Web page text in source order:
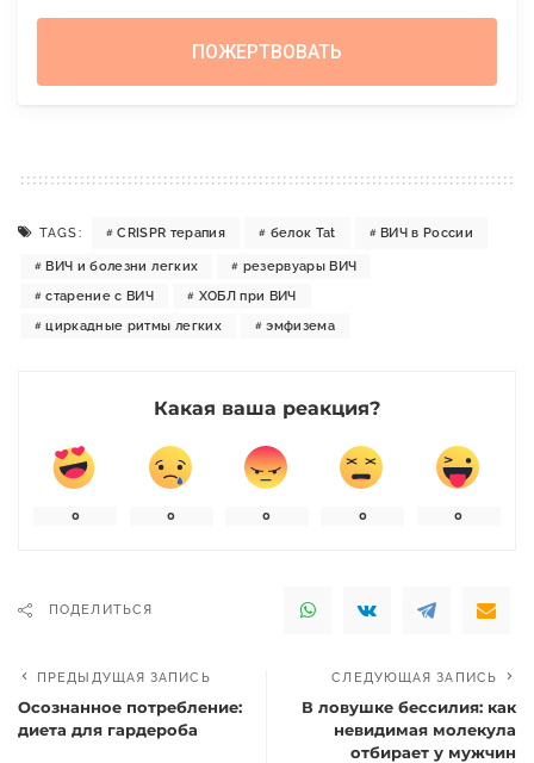
TAGS: CRISPR терапия белок Tat ВИЧ в России
ВИЧ и болезни легких
резервуары ВИЧ
старение с ВИЧ
ХОБЛ при ВИЧ
циркадные ритмы легких
эмфизема
Какая ваша реакция?
0 0 0 0 0
ПОДЕЛИТЬСЯ
ПРЕДЫДУЩАЯ ЗАПИСЬ
Осознанное потребление:
диета для гардероба
СЛЕДУЮЩАЯ ЗАПИСЬ
В ловушке бессилия: как
невидимая молекула
отбирает у мужчин